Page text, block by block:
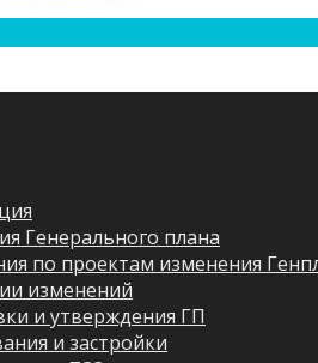
Генерального плана
по проектам изменения
изменений
и утверждения ГП
и застройки